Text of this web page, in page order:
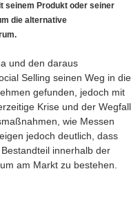
seinem Produkt oder seiner
die alternative
und den daraus
Selling seinen Weg in die
gefunden, jedoch mit
Krise und der Wegfall
wie Messen
jedoch deutlich, dass
innerhalb der
am Markt zu bestehen.